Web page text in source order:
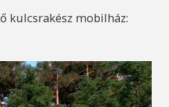
kulcsrakész mobilház: